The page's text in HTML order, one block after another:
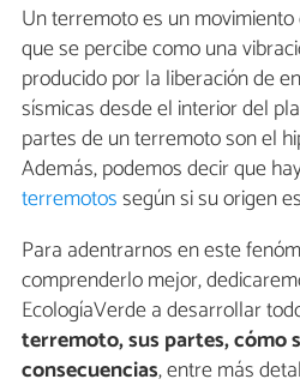
Un terremoto es un
que se percibe como una
producido por la liberación de
sísmicas desde el interior del
partes de un terremoto son el
Además, podemos decir que
terremotossegún si su origen
Para adentrarnos en este
comprenderlo mejor,
EcologíaVerde a desarrollar
terremoto, sus partes, cómo
consecuencias, entre más